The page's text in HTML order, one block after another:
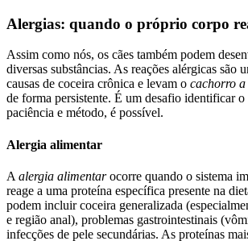
Alergias: quando o próprio corpo
Assim como nós, os cães também podem
diversas substâncias. As reações alérgicas são
causas de coceira crônica e levam o cachorro a
de forma persistente. É um desafio identificar
paciência e método, é possível.
Alergia alimentar
A alergia alimentarocorre quando o sistema
reage a uma proteína específica presente na
podem incluir coceira generalizada
e região anal), problemas gastrointestinais
infecções de pele secundárias. As proteínas